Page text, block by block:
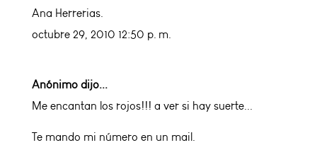
Ana Herrerias.
octubre 29, 2010 12:50 p. m.
Anónimo dijo...
Me encantan los rojos!!! a ver si hay suerte...
Te mando mi número en un mail.